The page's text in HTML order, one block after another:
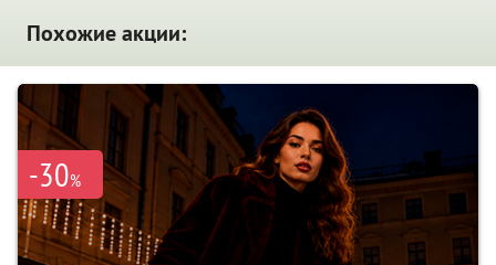
Похожие акции:
-30%